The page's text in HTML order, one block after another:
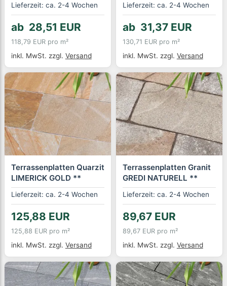
Lieferzeit: ca. 2-4 Wochen
ab 28,51 EUR
118,79 EUR pro m²
inkl. MwSt. zzgl. Versand
Lieferzeit: ca. 2-4 Wochen
ab 31,37 EUR
130,71 EUR pro m²
inkl. MwSt. zzgl. Versand
Terrassenplatten Quarzit
LIMERICK GOLD **
Lieferzeit: ca. 2-4 Wochen
125,88 EUR
125,88 EUR pro m²
inkl. MwSt. zzgl. Versand
Terrassenplatten Granit
GREDI NATURELL **
Lieferzeit: ca. 2-4 Wochen
89,67 EUR
89,67 EUR pro m²
inkl. MwSt. zzgl. Versand